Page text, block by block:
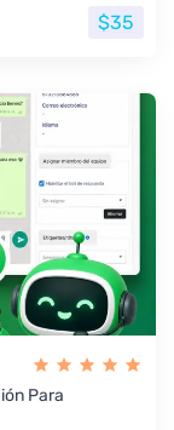
$35
Para